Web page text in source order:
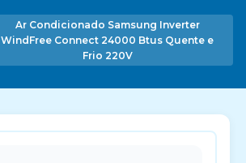
Ar Condicionado Samsung Inverter
WindFree Connect 24000 Btus Quente e
Frio 220V